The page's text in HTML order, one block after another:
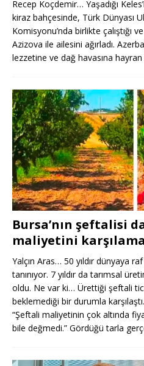
Recep Koçdemir… Yaşadığı
kiraz bahçesinde, Türk Dünyası
Komisyonu’nda birlikte çalıştığı
Azizova ile ailesini ağırladı.
lezzetine ve dağ havasına hayran
Bursa’nın şeftalisi
maliyetini
Yalçın Aras… 50 yıldır dünyaya
tanınıyor. 7 yıldır da tarımsal
oldu. Ne var ki… Ürettiği şeftali
beklemediği bir durumla
“Şeftali maliyetinin çok altında
bile değmedi.” Gördüğü tarla